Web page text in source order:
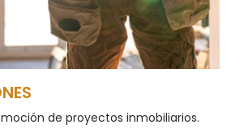
de proyectos inmobiliarios.